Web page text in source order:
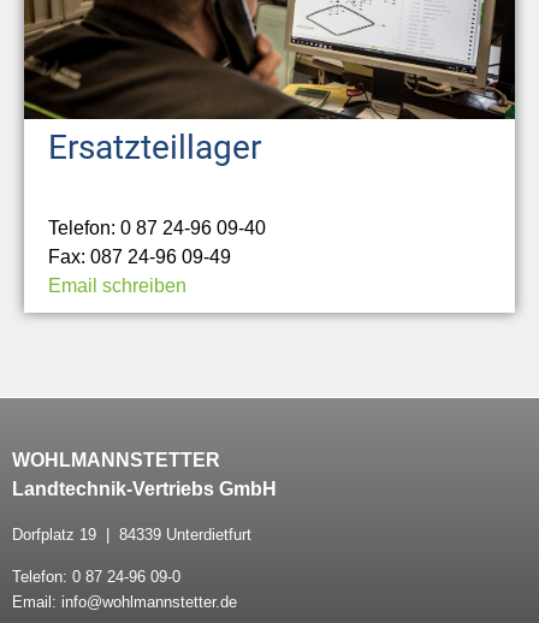
Ersatzteillager
Telefon: 0 87 24-96 09-40
Fax: 087 24-96 09-49
Email schreiben
WOHLMANNSTETTER
Landtechnik-Vertriebs GmbH
Dorfplatz 19 | 84339 Unterdietfurt
Telefon: 0 87 24-96 09-0
Email: info@wohlmannstetter.de